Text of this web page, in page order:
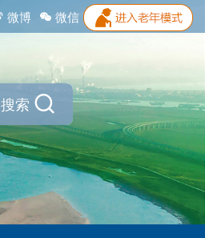
微博 微信
搜索